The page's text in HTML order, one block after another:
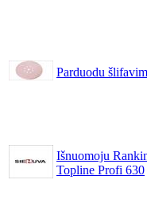
Parduodu
Išnuomoju
Topline Profi 630